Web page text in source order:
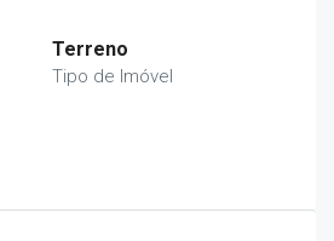
Terreno
Tipo de Imóvel